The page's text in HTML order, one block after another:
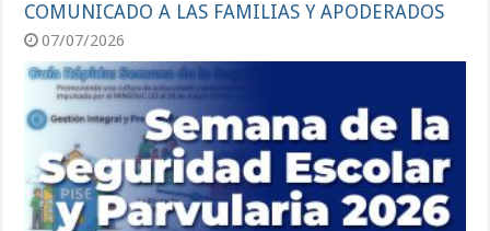
COMUNICADO A LAS FAMILIAS Y APODERADOS
07/07/2026